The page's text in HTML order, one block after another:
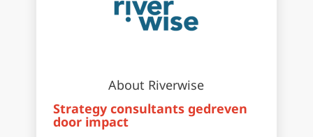
About Riverwise
Strategy consultants gedreven
door impact